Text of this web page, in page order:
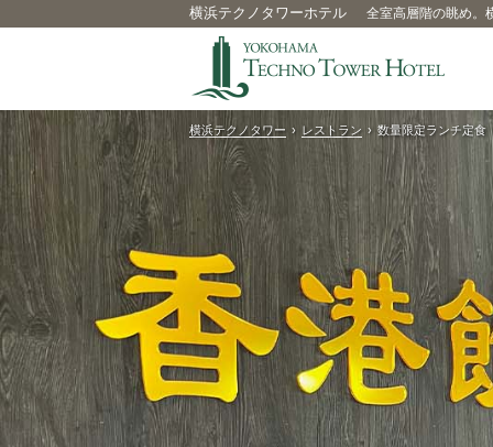
横浜テクノタワーホテル 全室高層階の眺め。
横浜テクノタワー › レストラン › 数量限定ランチ定食